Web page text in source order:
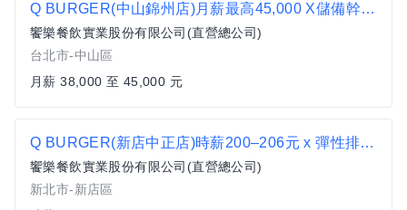
Q BURGER(中山錦州店)月薪最高45,000 X儲備幹部一頭班X 歡迎轉職、新鮮人加入
饗樂餐飲實業股份有限公司(直營總公司)
台北市-中山區
月薪 38,000 至 45,000 元
Q BURGER(新店中正店)時薪200–206元 x 彈性排班 x 雙週發薪快又讚
饗樂餐飲實業股份有限公司(直營總公司)
新北市-新店區